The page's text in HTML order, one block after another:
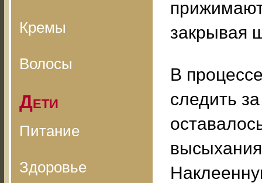
Кремы
Волосы
Дети
Питание
Здоровье
закрывая
В
следить